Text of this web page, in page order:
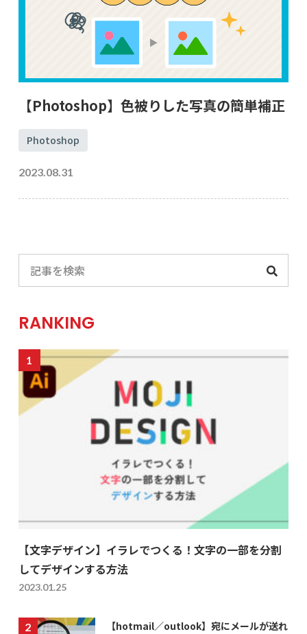
【Photoshop】色被りした写真の簡単補正
Photoshop
2023.08.31
RANKING
【文字デザイン】イラレでつくる！文字の一部を分割
してデザインする方法
2023.01.25
【hotmail／outlook】宛にメールが送れ